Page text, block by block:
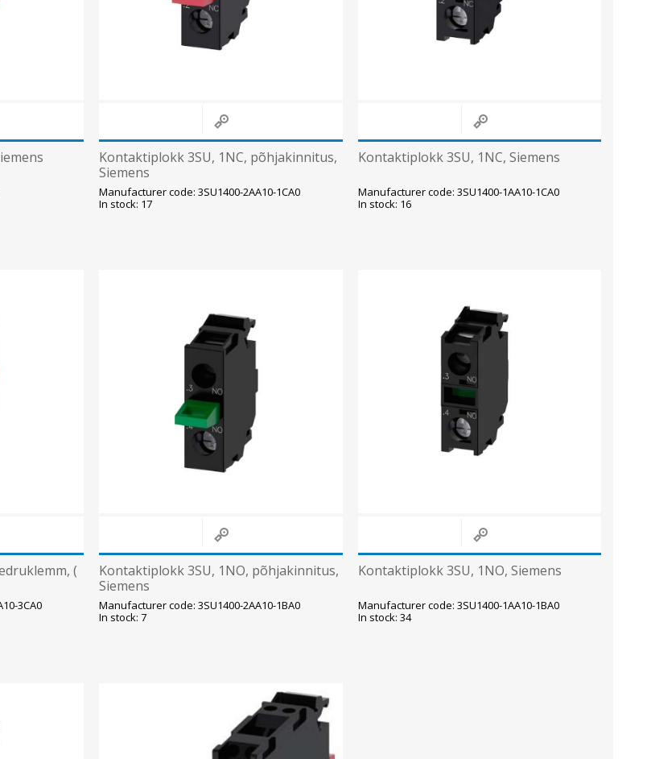
Kontaktiplokk 3SU, 1NC, põhjakinnitus,
Siemens
Manufacturer code: 3SU1400-2AA10-1CA0
In stock: 17
Kontaktiplokk 3SU, 1NC, Siemens
Manufacturer code: 3SU1400-1AA10-1CA0
In stock: 16
(
3CA0
Kontaktiplokk 3SU, 1NO, põhjakinnitus,
Siemens
Manufacturer code: 3SU1400-2AA10-1BA0
In stock: 7
Kontaktiplokk 3SU, 1NO, Siemens
Manufacturer code: 3SU1400-1AA10-1BA0
In stock: 34